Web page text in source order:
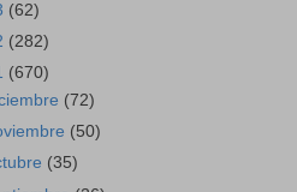
(62)
(282)
(670)
(72)
(50)
(35)